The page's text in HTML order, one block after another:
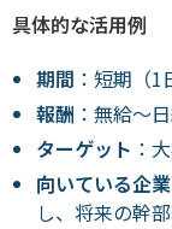
具体的な活用例
期間 ：短期（1
報酬 ：無給～
ターゲット ：
向いている企業
し、将来の幹